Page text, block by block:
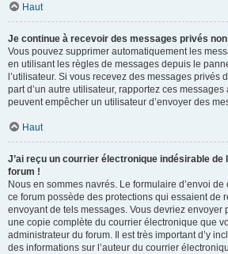
Haut
Je continue à recevoir des messages privés
Vous pouvez supprimer automatiquement les
en utilisant les règles de messages depuis le
l’utilisateur. Si vous recevez des messages privés
part d’un autre utilisateur, rapportez ces
peuvent empêcher un utilisateur d’envoyer des
Haut
J’ai reçu un courrier électronique indésirable de
forum !
Nous en sommes navrés. Le formulaire d’envoi
ce forum possède des protections qui essaient de
envoyant de tels messages. Vous devriez envoyer
une copie complète du courrier électronique que
administrateur du forum. Il est très important d’y
des informations sur l’auteur du courrier